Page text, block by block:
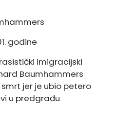
godine
imigracijski
Baumhammers
jer je ubio petero
u predgrađu